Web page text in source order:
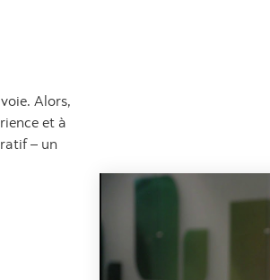
Alors,
et à
– un